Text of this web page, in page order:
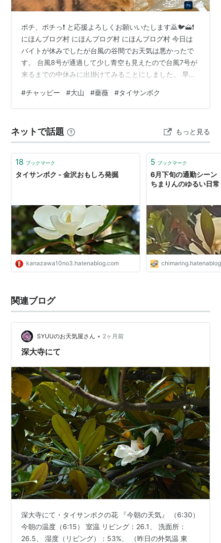
ポチ、ポチっ❗ と応援よろしくお願いいたします🙇🐦🗻❗
にほんブログ村 にほんブログ村 にほんブログ村 今日は
バイトが休みでしたが台風の谷間でお天気は悪かったで
す。 台風8号が通過して少し青空も見えたので台風7号が
来るまでの中休みに出掛けてみることにしました。 早く
気を付けないと脱走しますよね😅💧 OM-3 ED50-
200mmF2.8 IS PRO 雨雲が上がって雲間に大山が見えて
ク 今夜は台風7号ですが被害を出さずに消えて欲しいで
すね😣💧
#チャッピー #大山 #薔薇 #タイサンボク
ネットで話題 もっと見る
18 ブックマーク
タイサンボク - 金沢おもしろ発掘
kanazawa10no3.hatenablog.com
5 ブックマーク
6月下旬の通勤シー
ちまりんのゆるい日常
関連ブログ
SYUUのお天気屋さん • 2ヶ月前
深大寺にて
深大寺にて・タイサンボクの花 『今朝の天気』 （6:30）
今朝の温度（6:15） 室温 リビング：26.1、 洗面所：
26.5、 湿度（リビング）：53%、 （昨日の外気温 東